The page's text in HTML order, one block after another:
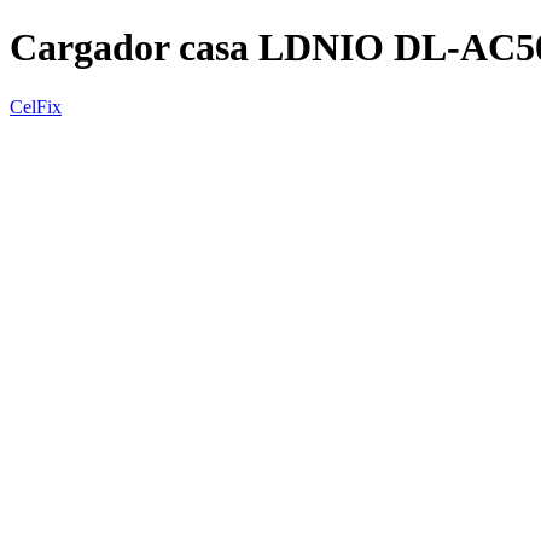
Cargador casa LDNIO DL-
CelFix